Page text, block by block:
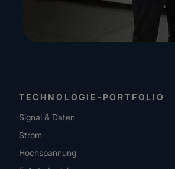
TECHNOLOGIE-PORTFOLIO
Signal & Daten
Strom
Hochspannung